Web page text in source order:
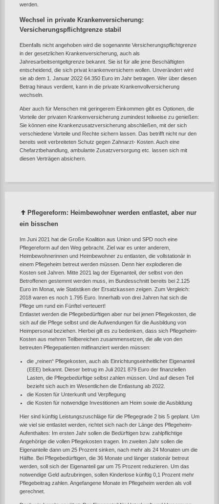
werden.
Wechsel in private Krankenversicherung:
Versicherungspflichtgrenze stabil
Ebenfalls nicht angehoben wird die sogenannte Versicherungspflichtgrenze
in der gesetzlichen Krankenversicherung, auch als
Jahresarbeitsentgeltgrenze bekannt. Sie ist für alle jene Beschäftigten
entscheidend, die sich privat krankenversichern wollen. Unverändert wird
sie ab dem 1. Januar 2022 64.350 Euro im Jahr betragen. Wer über diesen
Betrag hinaus verdient, kann in die private Krankenvollversicherung
wechseln.
Aber auch für Menschen mit geringerem Einkommen gibt es Optionen, die
Vorteile der privaten Krankenversicherung zumindest teilweise zu genießen:
Sie können eine Krankenzusatzversicherung abschließen, mit der sich
verschiedene Vorteile und Rechte sichern lassen. Das betrifft nicht nur den
bereits weit verbreiteten Schutz gegen Zahnarzt- Kosten. Auch eine
Chefarztbehandlung, ambulante Zusatzversorgung etc. lassen sich mit
diesen Verträgen absichern.
Pflegereform: Heimbewohner werden entlastet, aber nur
ein bisschen
Im Juni 2021 hat die Große Koalition aus Union und SPD noch eine
Pflegereform auf den Weg gebracht. Ziel war es unter anderem,
Heimbewohnerinnen und Heimbewohner zu entlasten, die vollstationär in
einem Pflegeheim betreut werden müssen. Denn hier explodieren die
Kosten seit Jahren. Mitte 2021 lag der Eigenanteil, der selbst von den
Betroffenen gestemmt werden muss, im Bundesschnitt bereits bei 2.125
Euro im Monat, wie Statistiken der Ersatzkassen zeigen. Zum Vergleich:
2018 waren es noch 1.795 Euro. Innerhalb von drei Jahren hat sich die
Pflege um rund ein Fünftel verteuert!
Entlastet werden die Pflegebedürftigen aber nur bei jenen Pflegekosten, die
sich auf die Pflege selbst und die Aufwendungen für die Ausbildung von
Heimpersonal beziehen. Hierbei gilt es zu bedenken, dass sich Pflegeheim-
Kosten aus mehren Teilbereichen zusammensetzen, die alle von den
betreuten Pflegepatienten mitfinanziert werden müssen:
die „reinen“ Pflegekosten, auch als Einrichtungseinheitlicher Eigenanteil
(EEE) bekannt. Dieser betrug im Juli 2021 879 Euro der finanziellen
Lasten, die Pflegebedürftige selbst zahlen müssen. Und auf diesen Teil
bezieht sich auch im Wesentlichen die Entlastung ab 2022.
die Kosten für Unterkunft und Verpflegung
die Kosten für notwendige Investitionen am Heim sowie die Ausbildung
Hier sind künftig Leistungszuschläge für die Pflegegrade 2 bis 5 geplant. Um
wie viel sie entlastet werden, richtet sich nach der Länge des Pflegeheim-
Aufenthaltes: Im ersten Jahr sollen die Bedürftigen bzw. zahlpflichtige
Angehörige die vollen Pflegekosten tragen. Im zweiten Jahr sollen die
Eigenanteile dann um 25 Prozent sinken, nach mehr als 24 Monaten um die
Hälfte. Bei Pflegebedürftigen, die 36 Monate und länger stationär betreut
werden, soll sich der Eigenanteil gar um 75 Prozent reduzieren. Um das
notwendige Geld aufzubringen, sollen Kinderlose künftig 0,1 Prozent mehr
Pflegebeitrag zahlen. Angefangene Monate im Pflegeheim werden als voll
gerechnet.